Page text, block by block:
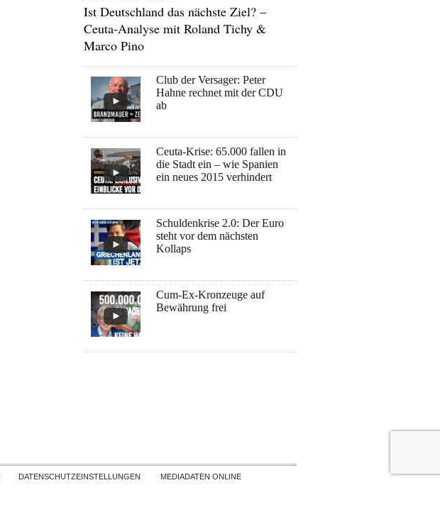
Ist Deutschland das nächste Ziel? –
Ceuta-Analyse mit Roland Tichy &
Marco Pino
Club der Versager: Peter
Hahne rechnet mit der CDU
ab
Ceuta-Krise: 65.000 fallen in
die Stadt ein – wie Spanien
ein neues 2015 verhindert
Schuldenkrise 2.0: Der Euro
steht vor dem nächsten
Kollaps
Cum-Ex-Kronzeuge auf
Bewährung frei
DATENSCHUTZEINSTELLUNGEN
MEDIADATEN ONLINE